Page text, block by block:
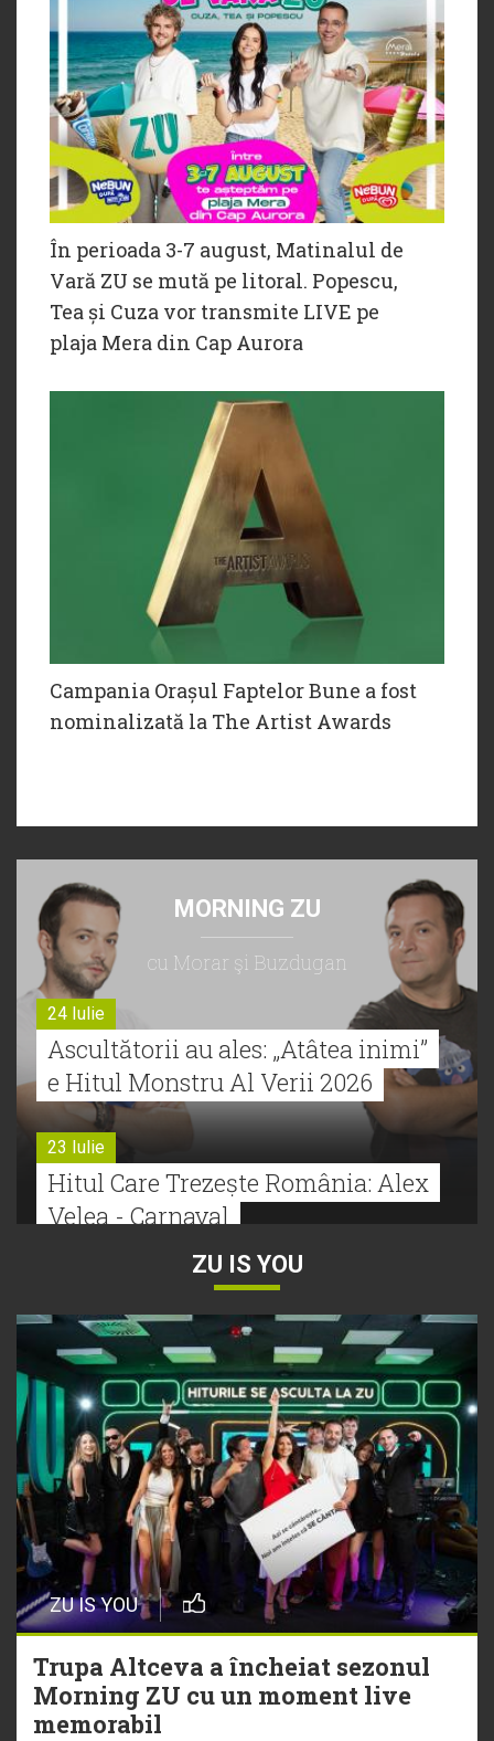
În perioada 3-7 august, Matinalul de
Vară ZU se mută pe litoral. Popescu,
Tea și Cuza vor transmite LIVE pe
plaja Mera din Cap Aurora
Campania Orașul Faptelor Bune a fost
nominalizată la The Artist Awards
MORNING ZU
cu Morar şi Buzdugan
24 Iulie
Ascultătorii au ales: „Atâtea inimi”
e Hitul Monstru Al Verii 2026
23 Iulie
Hitul Care Trezește România: Alex
Velea - Carnaval
Bătălie strânsă la Hitul Monstru Al
Verii: Cabron versus Faydee
21 Iulie
Dă volumul mai tare! Cabron vine
cu Hitul Monstru al Verii
20 Iulie
Episod nou | Muzica Aia x DJ
Christian Thomson
20 Iulie
Torpedoul lui Morar: Theo Rose -
ZU IS YOU
ZU IS YOU
Trupa Altceva a încheiat sezonul
Morning ZU cu un moment live
memorabil